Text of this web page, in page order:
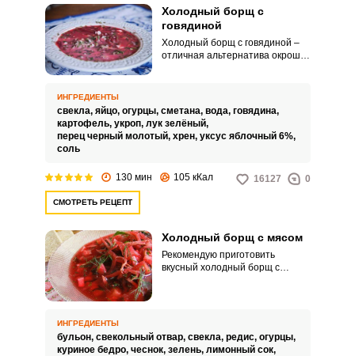
Холодный борщ с
говядиной
Холодный борщ с говядиной –
отличная альтернатива окрошке
собратьям.
ИНГРЕДИЕНТЫ
свекла, яйцо, огурцы, сметана, вода, говядина,
картофель, укроп, лук зелёный,
перец черный молотый, хрен, уксус яблочный 6%,
соль
130 мин 105 кКал 16127 0
СМОТРЕТЬ РЕЦЕПТ
Холодный борщ с мясом
Рекомендую приготовить
вкусный холодный борщ с
ИНГРЕДИЕНТЫ
бульон, свекольный отвар, свекла, редис, огурцы,
куриное бедро, чеснок, зелень, лимонный сок,